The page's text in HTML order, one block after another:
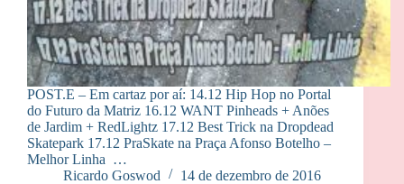
POST.E – Em cartaz por aí: 14.12 Hip Hop no Portal
do Futuro da Matriz 16.12 WANT Pinheads + Anões
de Jardim + RedLightz 17.12 Best Trick na Dropdead
Skatepark 17.12 PraSkate na Praça Afonso Botelho –
Melhor Linha …
Ricardo Goswod
14 de dezembro de 2016